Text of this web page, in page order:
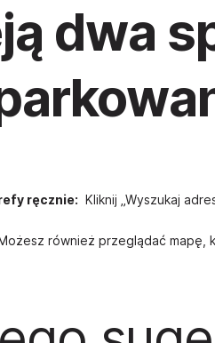
dwa
ręcznie: Kliknij „Wyszukaj
również przeglądać mapę,